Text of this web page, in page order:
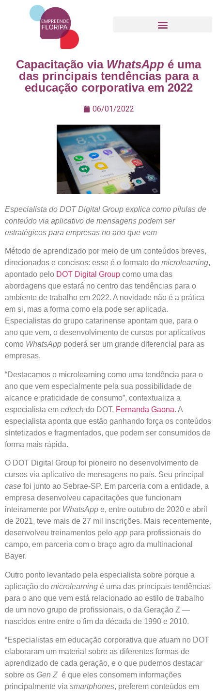
Capacitação via WhatsApp é uma
das principais tendências para a
educação corporativa em 2022
06/01/2022
Especialista do DOT Digital Group explica como pílulas de
conteúdo via aplicativo de mensagens podem ser
estratégicos para empresas no ano que vem
Método de aprendizado por meio de um conteúdos breves,
direcionados e concisos: esse é o formato do microlearning,
apontado pelo DOT Digital Group como uma das
abordagens que estará no centro das tendências para o
ambiente de trabalho em 2022. A novidade não é a prática
em si, mas a forma como ela pode ser aplicada.
Especialistas do grupo catarinense apontam que, para o
ano que vem, o desenvolvimento de cursos por aplicativos
como WhatsApp poderá ser um grande diferencial para as
empresas.
“Destacamos o microlearning como uma tendência para o
ano que vem especialmente pela sua possibilidade de
alcance e praticidade de consumo”, contextualiza a
especialista em edtech do DOT, Fernanda Gaona. A
especialista aponta que estão ganhando força os conteúdos
sintetizados e fragmentados, que podem ser consumidos de
forma mais rápida.
O DOT Digital Group foi pioneiro no desenvolvimento de
cursos via aplicativo de mensagens no país. Seu principal
case foi junto ao Sebrae-SP. Em parceria com a entidade, a
empresa desenvolveu capacitações que funcionam
inteiramente por WhatsApp e, entre outubro de 2020 e abril
de 2021, teve mais de 27 mil inscrições. Mais recentemente,
desenvolveu treinamentos pelo app para profissionais do
campo, em parceria com o braço agro da multinacional
Bayer.
Outro ponto levantado pela especialista sobre porque a
aplicação do microlearning é uma das principais tendências
para o ano que vem está relacionado ao estilo de trabalho
de um novo grupo de profissionais, o da Geração Z —
nascidos entre entre o fim da década de 1990 e 2010.
“Especialistas em educação corporativa que atuam no DOT
elaboraram um material sobre as diferentes formas de
aprendizado de cada geração, e o que pudemos destacar
sobre os Gen Z é que eles consomem informações
principalmente via smartphones, preferem conteúdos em